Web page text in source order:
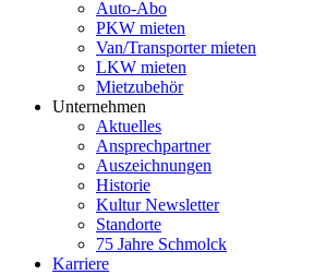
Auto-Abo
PKW mieten
Van/Transporter mieten
LKW mieten
Mietzubehör
Unternehmen
Aktuelles
Ansprechpartner
Auszeichnungen
Historie
Kultur Newsletter
Standorte
75 Jahre Schmolck
Karriere